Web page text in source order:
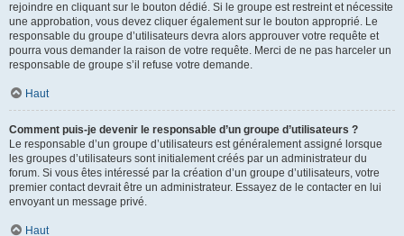
rejoindre en cliquant sur le bouton dédié. Si le groupe est restreint et nécessite
une approbation, vous devez cliquer également sur le bouton approprié. Le
responsable du groupe d’utilisateurs devra alors approuver votre requête et
pourra vous demander la raison de votre requête. Merci de ne pas harceler un
responsable de groupe s’il refuse votre demande.
Haut
Comment puis-je devenir le responsable d’un groupe d’utilisateurs ?
Le responsable d’un groupe d’utilisateurs est généralement assigné lorsque
les groupes d’utilisateurs sont initialement créés par un administrateur du
forum. Si vous êtes intéressé par la création d’un groupe d’utilisateurs, votre
premier contact devrait être un administrateur. Essayez de le contacter en lui
envoyant un message privé.
Haut